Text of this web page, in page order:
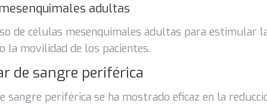
adultas
de células mesenquimales adultas para estimular
la movilidad de los pacientes.
de sangre periférica
periférica se ha mostrado eficaz en la